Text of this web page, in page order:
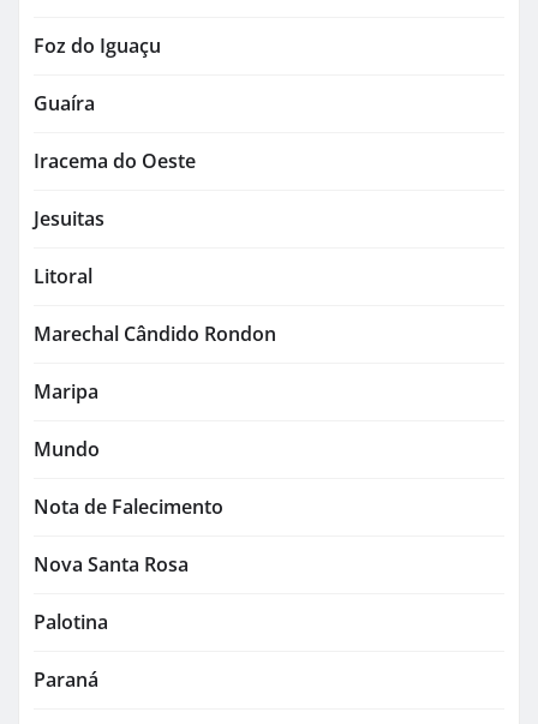
Foz do Iguaçu
Guaíra
Iracema do Oeste
Jesuitas
Litoral
Marechal Cândido Rondon
Maripa
Mundo
Nota de Falecimento
Nova Santa Rosa
Palotina
Paraná